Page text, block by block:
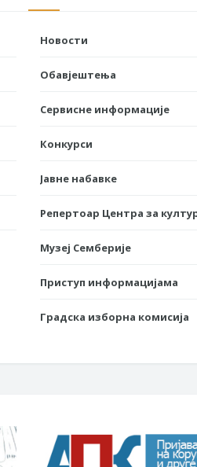
Новости
Обавјештења
Сервисне информације
Конкурси
Јавне набавке
Репертоар Центра за
Музеј Семберије
Приступ информацијама
Градска изборна комисија